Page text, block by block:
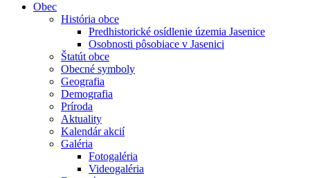
Obec
História obce
Predhistorické osídlenie územia Jasenice
Osobnosti pôsobiace v Jasenici
Štatút obce
Obecné symboly
Geografia
Demografia
Príroda
Aktuality
Kalendár akcií
Galéria
Fotogaléria
Videogaléria